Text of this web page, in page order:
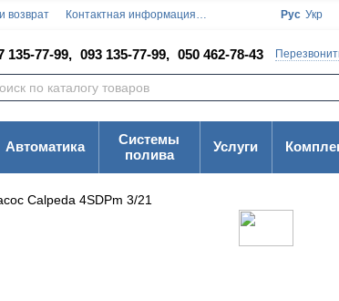
возврат Контактная информация Рус Укр
135-77-99, 093 135-77-99, 050 462-78-43
Автоматика
Системы
полива
Услуги